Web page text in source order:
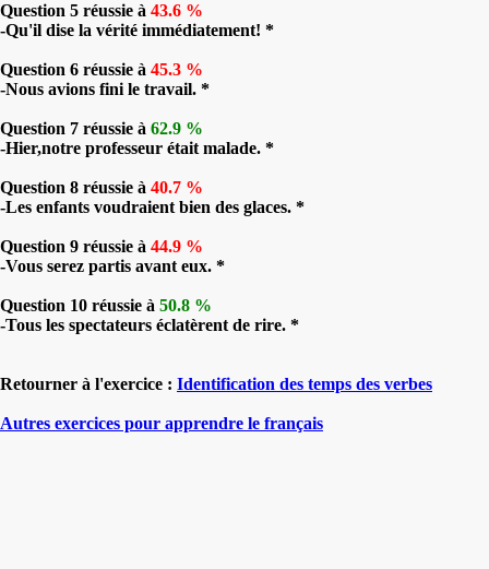
Question 5 réussie à 43.6 %
-Qu'il dise la vérité immédiatement! *
Question 6 réussie à 45.3 %
-Nous avions fini le travail. *
Question 7 réussie à 62.9 %
-Hier,notre professeur était malade. *
Question 8 réussie à 40.7 %
-Les enfants voudraient bien des glaces. *
Question 9 réussie à 44.9 %
-Vous serez partis avant eux. *
Question 10 réussie à 50.8 %
-Tous les spectateurs éclatèrent de rire. *
Retourner à l'exercice : Identification des temps des verbes
Autres exercices pour apprendre le français